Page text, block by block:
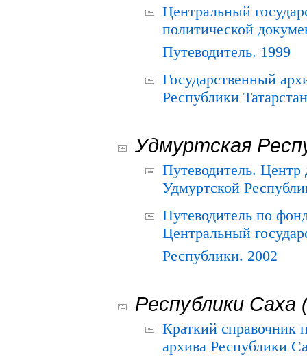
Центральный
политической
Путеводитель. 1999
Государственный
Республики
Удмуртская
Путеводитель.
Удмуртской
Путеводитель по
Центральный
Республики. 2002
Республики Саха
Краткий справочник
архива Республики